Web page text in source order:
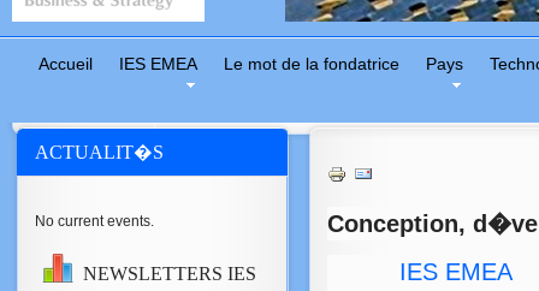
Accueil IES EMEA Le mot de la fondatrice Pays
ACTUALIT�S
No current events.
NEWSLETTERS IES
Conception,
IES EMEA